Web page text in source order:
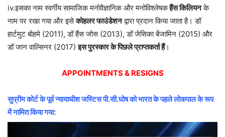
iv.इसका नाम स्वर्गीय सामाजिक मनोवैज्ञानिक और मनोविश्लेषकहैंस किलियनके
नाम पर रखा गया और इसेकोहलर फाउंडेशनद्वारा प्रदान किया जाता है। डॉ
हार्टमुट बोहमे (2011), डॉ हैंस जोस (2013), डॉ जेसिका बेंजामिन (2015) और
डॉ जान वाल्सिनर (2017)इस पुरस्कार के पिछले प्राप्तकर्ता हैं।
APPOINTMENTS & RESIGNS
सुप्रीम कोर्ट के पूर्व न्यायाधीश जस्टिस पी.सी.घोष को भारत के पहले लोकपाल के रूप
में नामित किया गया: